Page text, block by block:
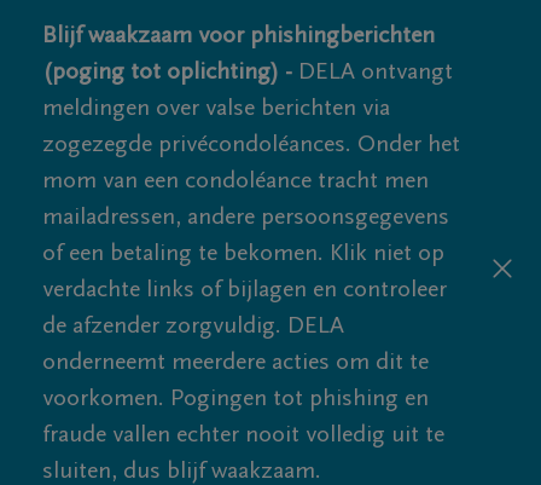
Blijf waakzaam voor phishingberichten
(poging tot oplichting) - DELA ontvangt
meldingen over valse berichten via
zogezegde privécondoléances. Onder het
mom van een condoléance tracht men
mailadressen, andere persoonsgegevens
of een betaling te bekomen. Klik niet op
verdachte links of bijlagen en controleer
de afzender zorgvuldig. DELA
onderneemt meerdere acties om dit te
voorkomen. Pogingen tot phishing en
fraude vallen echter nooit volledig uit te
sluiten, dus blijf waakzaam.